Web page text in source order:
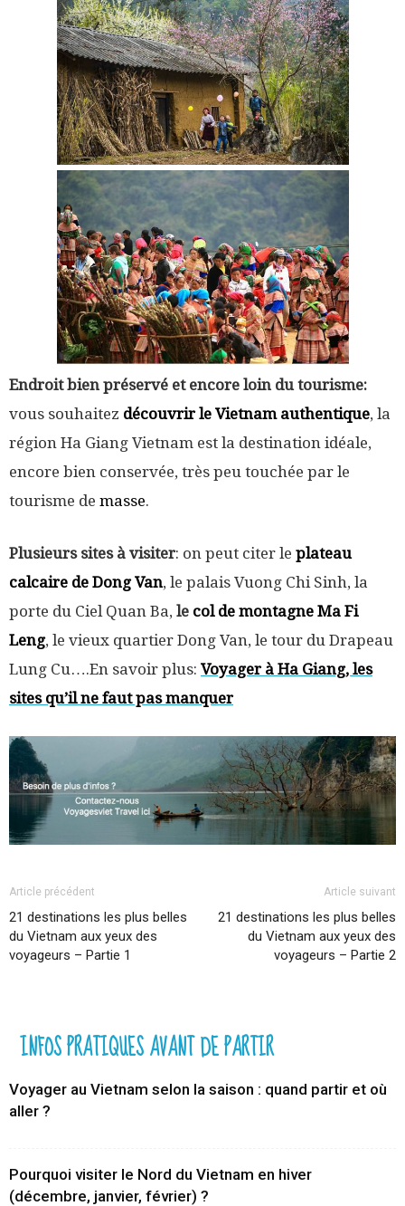
Endroit bien préservé et encore loin du tourisme:
vous souhaitez découvrir le Vietnam authentique, la
région Ha Giang Vietnam est la destination idéale,
encore bien conservée, très peu touchée par le
tourisme de masse.
Plusieurs sites à visiter: on peut citer le plateau
calcaire de Dong Van, le palais Vuong Chi Sinh, la
porte du Ciel Quan Ba, le col de montagne Ma Fi
Leng, le vieux quartier Dong Van, le tour du Drapeau
Lung Cu….En savoir plus: Voyager à Ha Giang, les
sites qu’il ne faut pas manquer
Article précédent
21 destinations les plus belles
du Vietnam aux yeux des
voyageurs – Partie 1
Article suivant
21 destinations les plus belles
du Vietnam aux yeux des
voyageurs – Partie 2
INFOS PRATIQUES AVANT DE PARTIR
Voyager au Vietnam selon la saison : quand partir et où
aller ?
Pourquoi visiter le Nord du Vietnam en hiver
(décembre, janvier, février) ?